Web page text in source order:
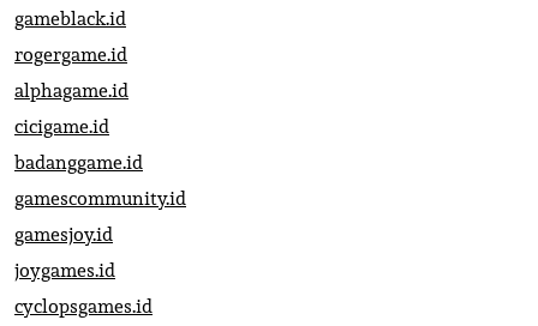
gameblack.id
rogergame.id
alphagame.id
cicigame.id
badanggame.id
gamescommunity.id
gamesjoy.id
joygames.id
cyclopsgames.id